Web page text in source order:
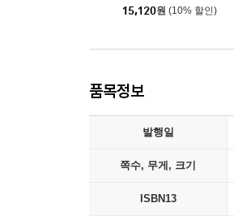
15,120원 (10% 할인)
품목정보
발행일
쪽수, 무게, 크기
ISBN13